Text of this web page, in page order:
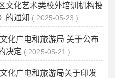
文化艺术类校外培训机构投
的通知
2025-05-23
化广电和旅游局 关于公布
决定
2025-05-21
化广电和旅游局关于印发